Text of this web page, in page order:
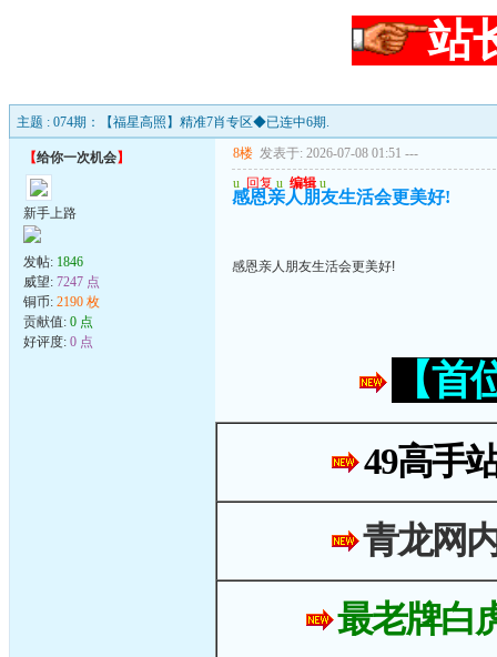
站
主题 : 074期：【福星高照】精准7肖专区◆已连中6期.
【给你一次机会】
新手上路
发帖: 1846
威望: 7247 点
铜币: 2190 枚
贡献值: 0 点
好评度: 0 点
8楼 发表于: 2026-07-08 01:51 ---
u 回复 u 编辑 u
感恩亲人朋友生活会更美好!
感恩亲人朋友生活会更美好!
【
49高手
青龙网
最老牌白